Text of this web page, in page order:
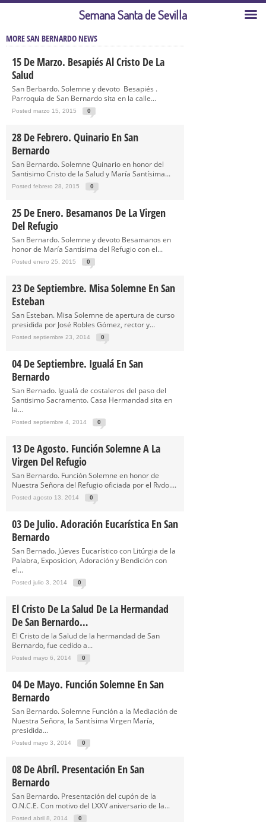
MORE SAN BERNARDO NEWS
15 De Marzo. Besapiés Al Cristo De La
Salud
San Berbardo. Solemne y devoto Besapiés .
Parroquia de San Bernardo sita en la calle...
Posted marzo 15, 2015 0
28 De Febrero. Quinario En San
Bernardo
San Bernardo. Solemne Quinario en honor del
Santisimo Cristo de la Salud y María Santísima...
Posted febrero 28, 2015 0
25 De Enero. Besamanos De La Virgen
Del Refugio
San Bernardo. Solemne y devoto Besamanos en
honor de María Santísima del Refugio con el...
Posted enero 25, 2015 0
23 De Septiembre. Misa Solemne En San
Esteban
San Esteban. Misa Solemne de apertura de curso
presidida por José Robles Gómez, rector y...
Posted septiembre 23, 2014 0
04 De Septiembre. Igualá En San
Bernardo
San Bernado. Igualá de costaleros del paso del
Santisimo Sacramento. Casa Hermandad sita en
la...
Posted septiembre 4, 2014 0
13 De Agosto. Función Solemne A La
Virgen Del Refugio
San Bernardo. Función Solemne en honor de
Nuestra Señora del Refugio oficiada por el Rvdo....
Posted agosto 13, 2014 0
03 De Julio. Adoración Eucarística En San
Bernardo
San Bernado. Júeves Eucarístico con Litúrgia de la
Palabra, Exposicion, Adoración y Bendición con
el...
Posted julio 3, 2014 0
El Cristo De La Salud De La Hermandad
De San Bernardo…
El Cristo de la Salud de la hermandad de San
Bernardo, fue cedido a...
Posted mayo 6, 2014 0
04 De Mayo. Función Solemne En San
Bernardo
San Bernardo. Solemne Función a la Mediación de
Nuestra Señora, la Santísima Virgen María,
presidida...
Posted mayo 3, 2014 0
08 De Abríl. Presentación En San
Bernardo
San Bernardo. Presentación del cupón de la
O.N.C.E. Con motivo del LXXV aniversario de la...
Posted abril 8, 2014 0
Semana Santa de Sevilla